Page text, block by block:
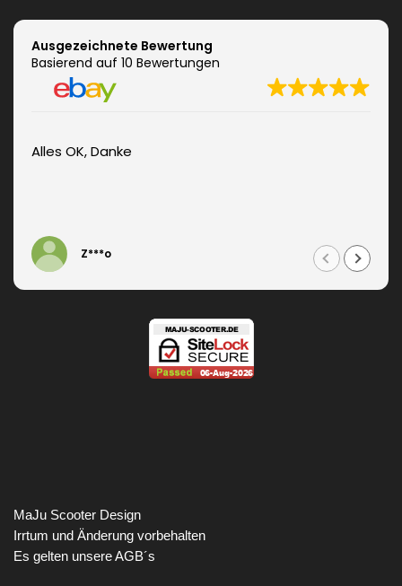
Ausgezeichnete Bewertung
Basierend auf 10 Bewertungen
Alles OK, Danke
Z***o
MaJu Scooter Design
Irrtum und Änderung vorbehalten
Es gelten unsere AGB´s